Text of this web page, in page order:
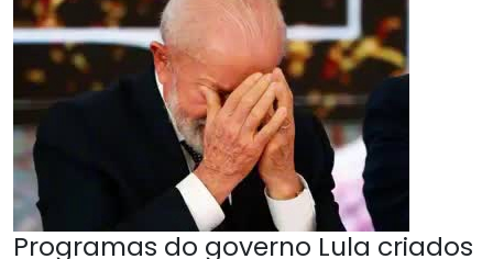
Programas do governo Lula criados